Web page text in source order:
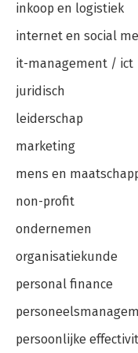
inkoop en logistiek
internet en social
it-management / ict
juridisch
leiderschap
marketing
mens en
non-profit
ondernemen
organisatiekunde
personal finance
persoonlijke